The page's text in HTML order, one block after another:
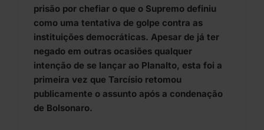
prisão por chefiar o que o Supremo definiu
como uma tentativa de golpe contra as
instituições democráticas. Apesar de já ter
negado em outras ocasiões qualquer
intenção de se lançar ao Planalto, esta foi a
primeira vez que Tarcísio retomou
publicamente o assunto após a condenação
de Bolsonaro.